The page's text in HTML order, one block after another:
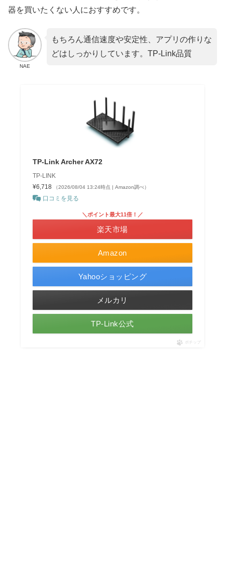
器を買いたくない人におすすめです。
NAE
もちろん通信速度や安定性、アプリの作りな
どはしっかりしています。TP-Link品質
TP-Link Archer AX72
TP-LINK
¥6,718
（2026/08/04 13:24時点 | Amazon調べ）
口コミを見る
Amazon
＼ポイント最大11倍！／
楽天市場
Yahooショッピング
メルカリ
TP-Link公式
ポチップ